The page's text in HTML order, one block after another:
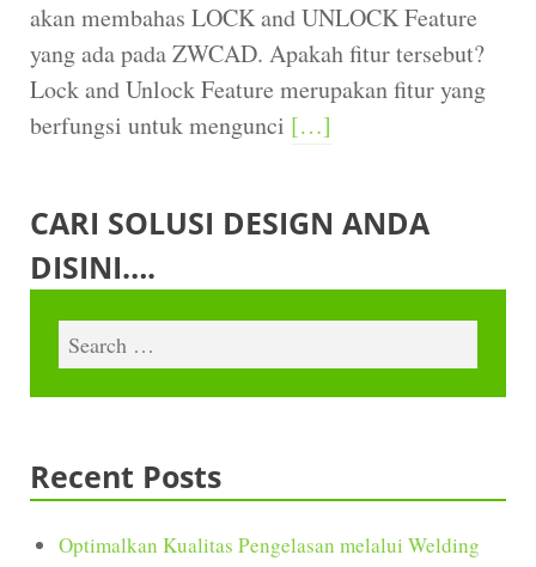
akan membahas LOCK and UNLOCK Feature
yang ada pada ZWCAD. Apakah fitur tersebut?
Lock and Unlock Feature merupakan fitur yang
berfungsi untuk mengunci […]
CARI SOLUSI DESIGN ANDA
DISINI….
Recent Posts
Optimalkan Kualitas Pengelasan melalui Welding